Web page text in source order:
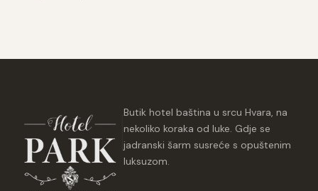
Butik hotel baština u srcu Hvara, na
nekoliko koraka od luke. Gdje se
jadranski šarm susreće s opuštenim
luksuzom.